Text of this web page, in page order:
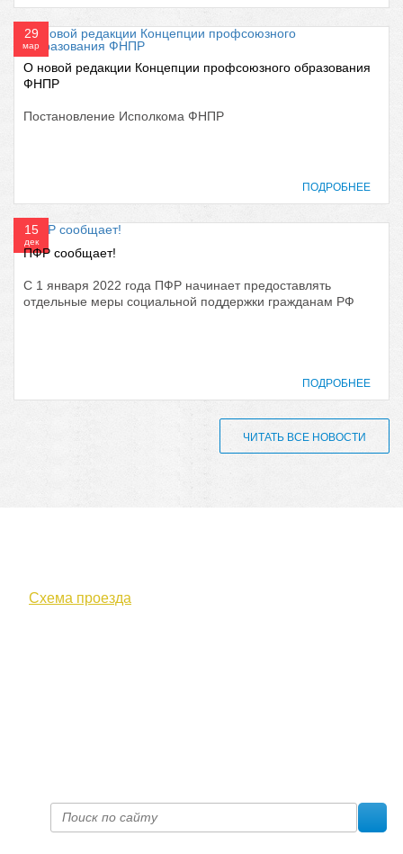
29
мар
О новой редакции Концепции профсоюзного образования
ФНПР
Постановление Исполкома ФНПР
ПОДРОБНЕЕ
15
дек
ПФР сообщает!
С 1 января 2022 года ПФР начинает предоставлять
отдельные меры социальной поддержки гражданам РФ
ПОДРОБНЕЕ
ЧИТАТЬ ВСЕ НОВОСТИ
Схема проезда